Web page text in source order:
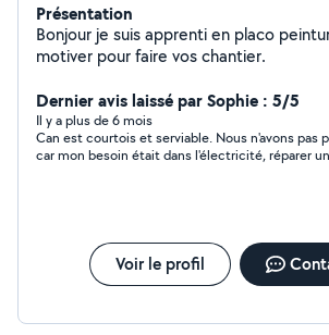
Présentation
Bonjour je suis apprenti en placo
motiver pour faire vos chantier.
Dernier avis laissé par Sophie : 5/5
Il y a plus de 6 mois
Can est courtois et serviable. Nous n'avons pas
car mon besoin était dans l'électricité, réparer
Voir le profil